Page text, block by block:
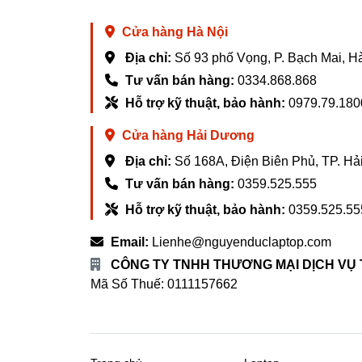
Ngăn đông mềm Thông Minh 29L có thể
Công Nghệ Bảo Quản Tươi Sống
Tủ lạnh Mijia 513L Pro áp dụng công
kiểm soát độ ẩm trong ngăn và đảm bảo
Theo thử nghiệm của Công ty TNHH
trong việc dưỡng ẩm lâu dài cho thực
Ion bạc kháng khuẩn và khử mùi
Tủ lạnh Mijia 513L Pro sử dụng công
Kháng Khử Mùi Hiệu Quả:Mô-đun
trong lành và thực phẩm an toàn.
Cửa hàng Hà Nội
Địa chỉ: Số 93 phố Vọng, P. Bạch Mai,
Tư vấn bán hàng: 0334.868.868
Hỗ trợ kỹ thuật, bảo hành:
Cửa hàng Hải Dương
Địa chỉ: Số 168A, Điện Biên Phủ, TP.
Tư vấn bán hàng: 0359.525.555
Hỗ trợ kỹ thuật, bảo hành:
Email: Lienhe@nguyenduclaptop.com
CÔNG TY TNHH THƯƠNG MẠI DỊCH
Mã Số Thuế: 0111157662